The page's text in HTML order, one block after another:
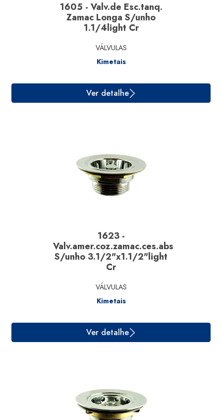
Ver detalhe
1605 - Valv.de Esc.tanq.
Zamac Longa S/unho
1.1/4light Cr
VÁLVULAS
Kimetais
1623 -
Valv.amer.coz.zamac.ces.abs
S/unho 3.1/2"x1.1/2"light
Cr
VÁLVULAS
Kimetais